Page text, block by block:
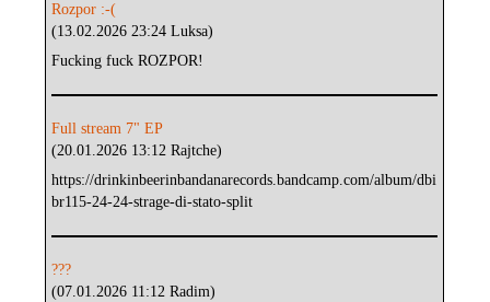
Rozpor :-(
(13.02.2026 23:24 Luksa)
Fucking fuck ROZPOR!
Full stream 7" EP
(20.01.2026 13:12 Rajtche)
https://drinkinbeerinbandanarecords.bandcamp.com/album/dbi
br115-24-24-strage-di-stato-split
???
(07.01.2026 11:12 Radim)